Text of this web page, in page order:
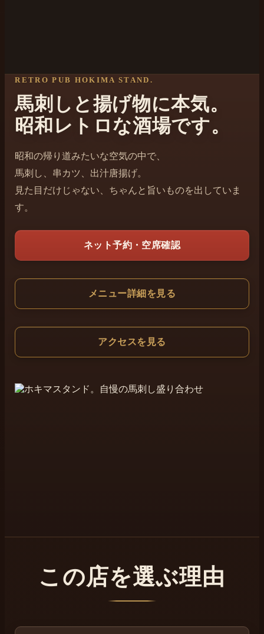
RETRO PUB HOKIMA STAND.
馬刺しと揚げ物に本気。
昭和レトロな酒場です。
昭和の帰り道みたいな空気の中で、
馬刺し、串カツ、出汁唐揚げ。
見た目だけじゃない、ちゃんと旨いものを出していま
す。
ネット予約・空席確認
メニュー詳細を見る
アクセスを見る
この店を選ぶ理由